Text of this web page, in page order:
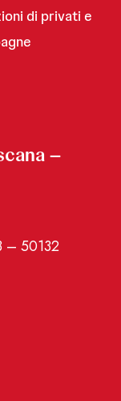
di privati e
–
– 50132